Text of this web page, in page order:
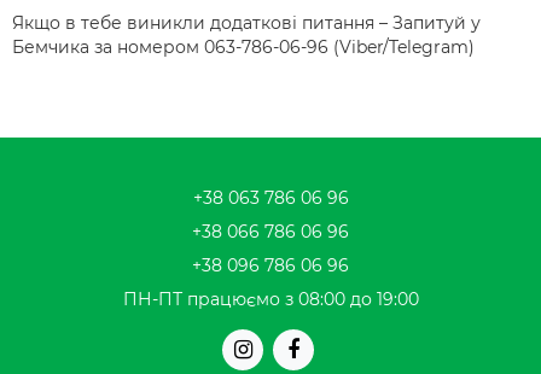
Якщо в тебе виникли додаткові питання – Запитуй у
Бемчика за номером 063-786-06-96 (Viber/Telegram)
+38 063 786 06 96
+38 066 786 06 96
+38 096 786 06 96
ПН-ПТ працюємо з 08:00 до 19:00